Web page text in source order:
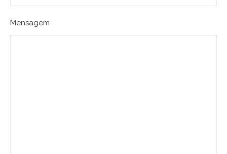
Mensagem